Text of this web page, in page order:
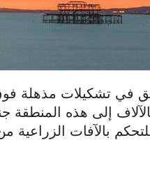
في تشكيلات مذهلة
إلى هذه
بالآفات الزراعية